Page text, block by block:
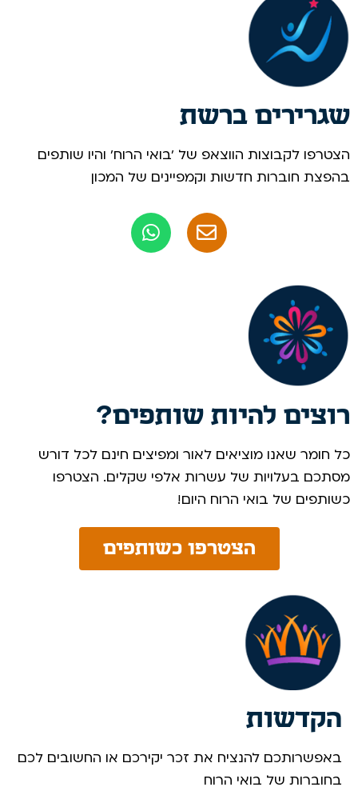
שגרירים ברשת
הצטרפו לקבוצות הווצאפ של 'בואי הרוח' והיו שותפים
בהפצת חוברות חדשות וקמפיינים של המכון
רוצים להיות שותפים?
כל חומר שאנו מוציאים לאור ומפיצים חינם לכל דורש
מסתכם בעלויות של עשרות אלפי שקלים. הצטרפו
כשותפים של בואי הרוח היום! ​
הצטרפו כשותפים
הקדשות
באפשרותכם להנציח את זכר יקירכם או החשובים לכם
בחוברות של בואי הרוח